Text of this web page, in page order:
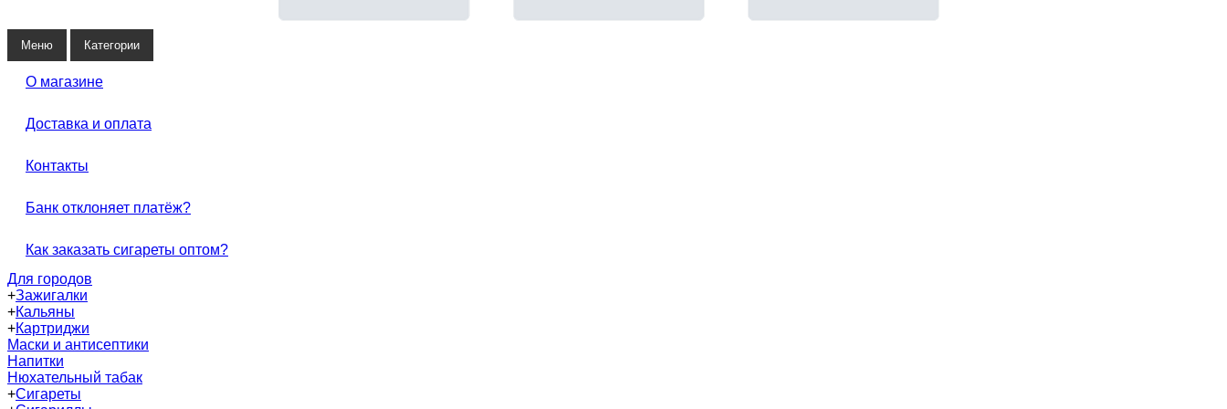
Меню Категории
О магазине
Доставка и оплата
Контакты
Банк отклоняет платёж?
Как заказать сигареты оптом?
Для городов
+Зажигалки
+Кальяны
+Картриджи
Маски и антисептики
Напитки
Нюхательный табак
+Сигареты